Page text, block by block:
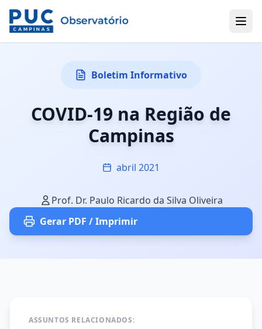
Boletim Informativo
COVID-19 na Região de
Campinas
abril 2021
Prof. Dr. Paulo Ricardo da Silva Oliveira
Gerar PDF / Imprimir
ASSUNTOS RELACIONADOS: